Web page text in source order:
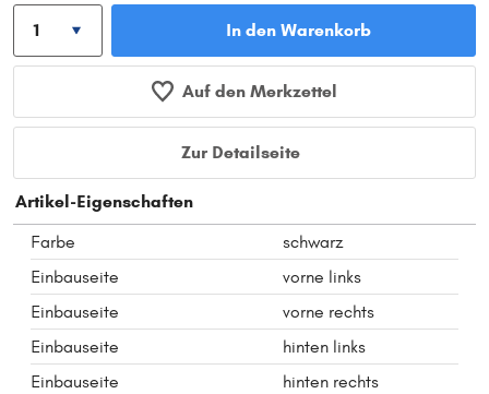
In den Warenkorb
Auf den Merkzettel
Zur Detailseite
Artikel-Eigenschaften
Farbe
schwarz
Einbauseite
vorne links
Einbauseite
vorne rechts
Einbauseite
hinten links
Einbauseite
hinten rechts